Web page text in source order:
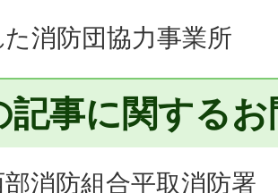
消防団協力事業所
記事に関する
部消防組合平取消防署